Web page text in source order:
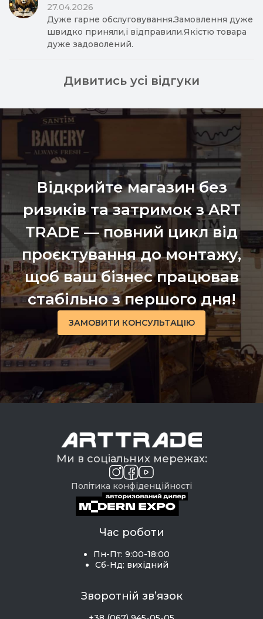
27.04.2026
Дуже гарне обслуговування.Замовлення дуже
швидко приняли,і відправили.Якістю товара
дуже задоволений.
Дивитись усі відгуки
Відкрийте магазин без
ризиків та затримок з ART
TRADE — повний цикл від
проєктування до монтажу,
щоб ваш бізнес працював
стабільно з першого дня!
ЗАМОВИТИ КОНСУЛЬТАЦІЮ
Ми в соціальних мережах:
Політика конфіденційності
Час роботи
Пн-Пт: 9:00-18:00
Сб-Нд: вихідний
Зворотній зв’язок